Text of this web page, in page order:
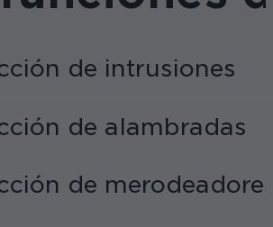
de intrusiones
de alambradas
de